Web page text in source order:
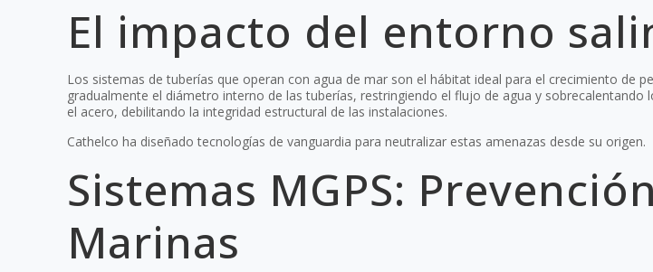
El impacto del entorno
Los sistemas de tuberías que operan con agua de mar son el hábitat ideal para el crecimiento de
gradualmente el diámetro interno de las tuberías, restringiendo el flujo de agua y
el acero, debilitando la integridad estructural de las instalaciones.
Cathelco ha diseñado tecnologías de vanguardia para neutralizar estas amenazas desde su origen.
Sistemas MGPS:
Marinas